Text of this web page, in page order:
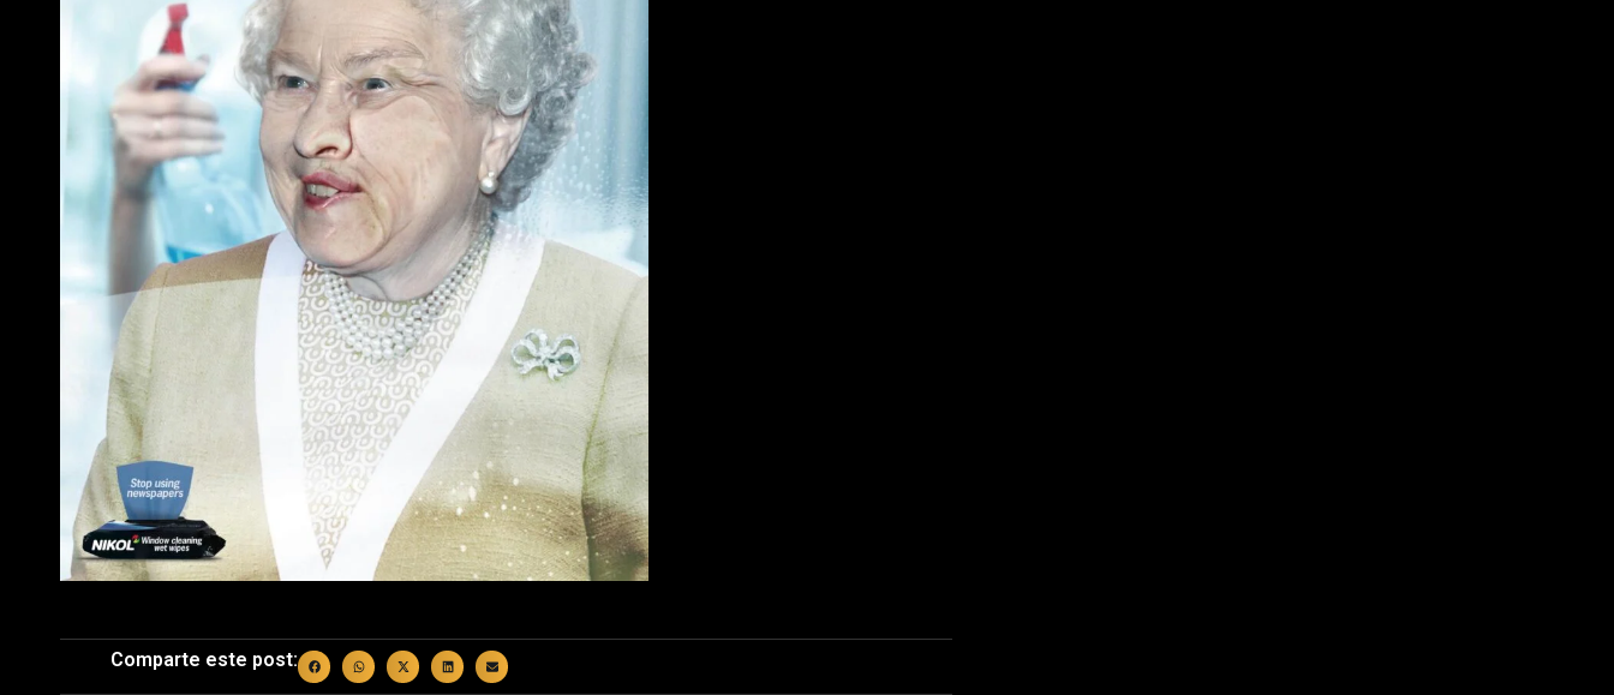
Comparte este post: